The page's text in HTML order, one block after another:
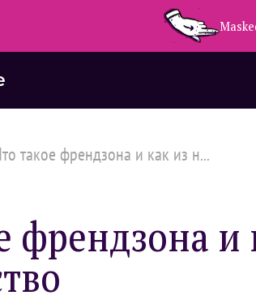
такое френдзона и как из н...
френдзона